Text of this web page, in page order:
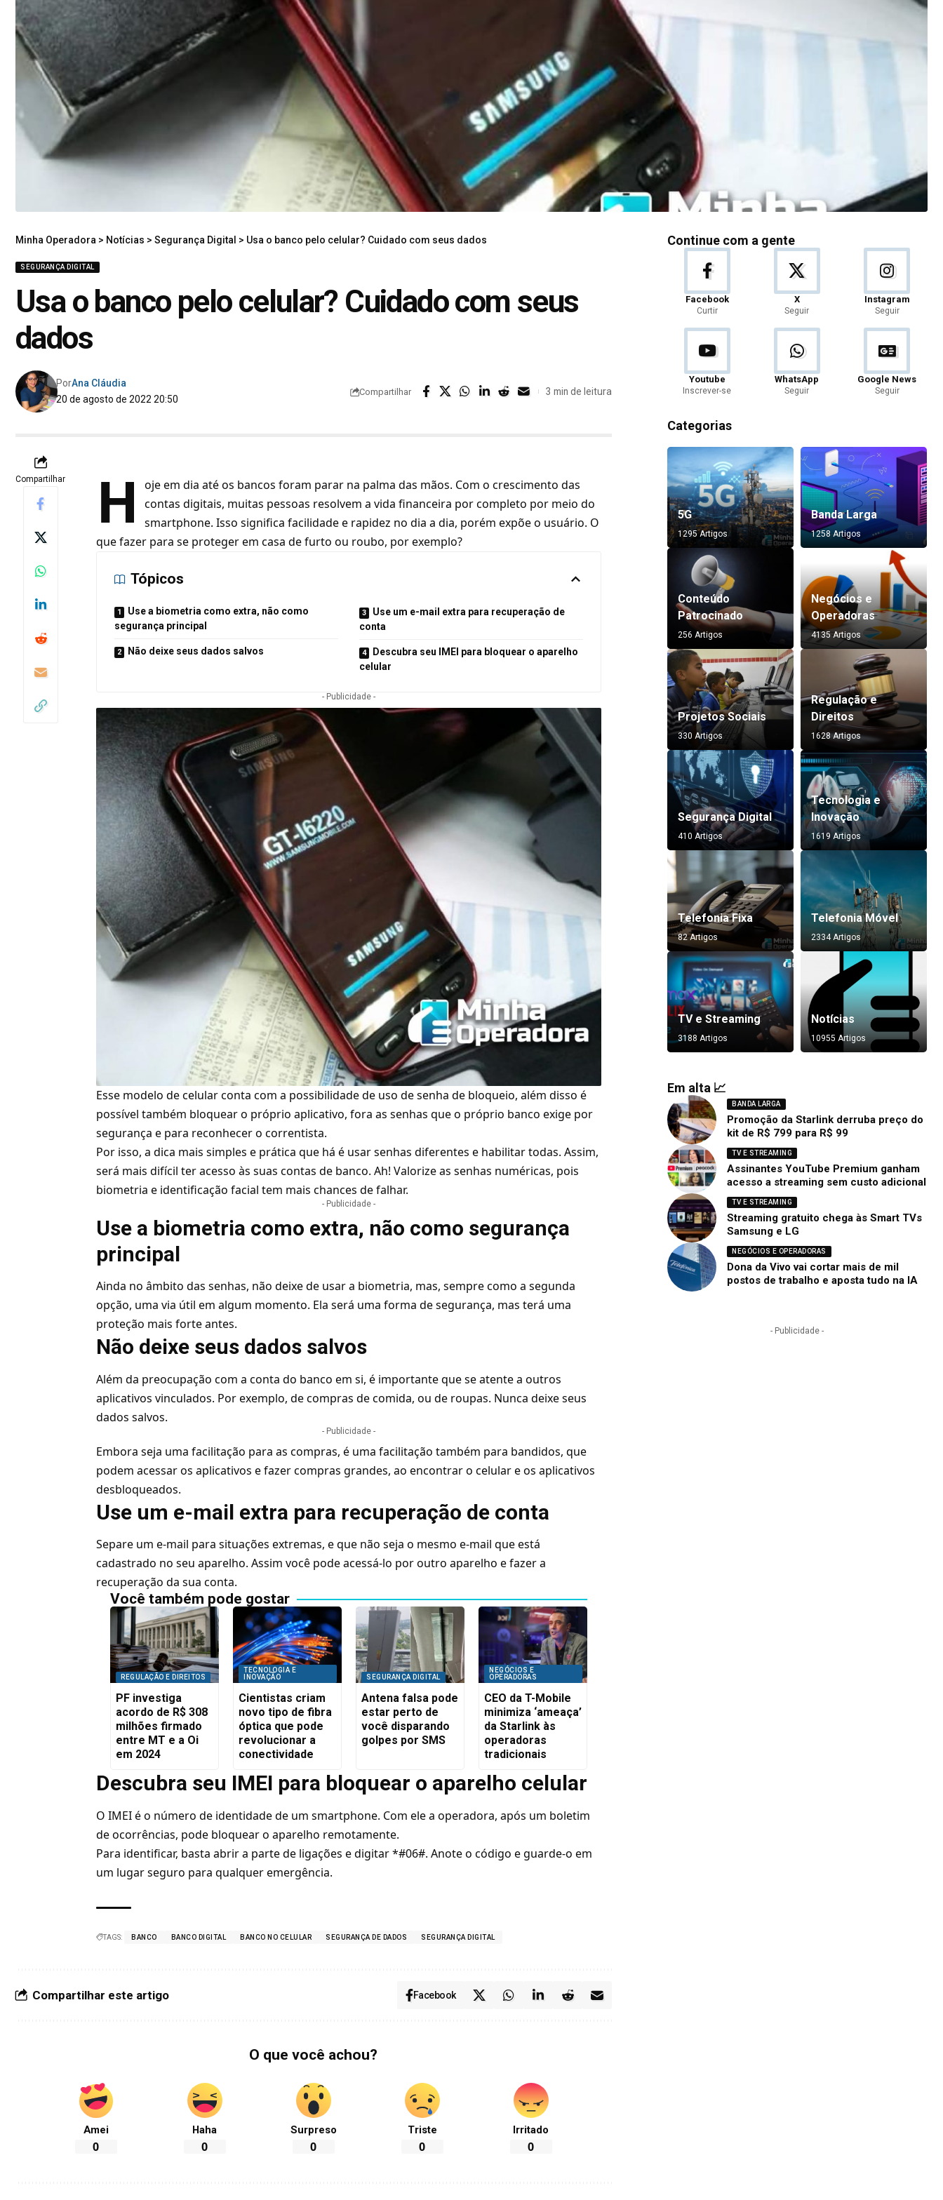
Minha Operadora > Notícias > Segurança Digital > Usa o banco pelo celular? Cuidado com seus dados
SEGURANÇA DIGITAL
Usa o banco pelo celular? Cuidado com seus
dados
20 de agosto de 2022 20:50
PorAna Cláudia
Compartilhar 3 min de leitura
Compartilhar H
oje em dia até os bancos foram parar na palma das mãos. Com o crescimento das
contas digitais, muitas pessoas resolvem a vida financeira por completo por meio do
smartphone. Isso significa facilidade e rapidez no dia a dia, porém expõe o usuário. O
que fazer para se proteger em casa de furto ou roubo, por exemplo?
Tópicos
Use a biometria como extra, não como
segurança principal
Não deixe seus dados salvos
Use um e-mail extra para recuperação de
conta
Descubra seu IMEI para bloquear o aparelho
celular
- Publicidade -
Esse modelo de celular conta com a possibilidade de uso desenha de bloqueio, além disso é
possível também bloquear o próprio aplicativo, fora as senhas que o próprio banco exige por
segurança e para reconhecer o correntista.
Por isso, a dica mais simples e prática que há é usar senhas diferentes e habilitar todas. Assim,
será mais difícil ter acesso às suas contas de banco. Ah! Valorize as senhas numéricas, pois
biometria e identificação facial tem mais chances de falhar.
- Publicidade -
Use a biometria como extra, não como segurança
principal
Ainda no âmbito das senhas, não deixe de usar a biometria, mas, sempre como a segunda
opção, uma via útil em algum momento. Ela será uma forma desegurança, mas terá uma
proteção mais forte antes.
Não deixe seus dados salvos
Além da preocupação com a conta do banco em si, é importante que se atente a outros
aplicativos vinculados. Por exemplo, de compras de comida, ou de roupas. Nunca deixe seus
dados salvos.
- Publicidade -
Embora seja uma facilitação para as compras, é uma facilitação também para bandidos, que
podem acessar os aplicativos e fazer compras grandes, ao encontrar o celular e os aplicativos
desbloqueados.
Use um e-mail extra para recuperação de conta
Separe um e-mail para situações extremas, e que não seja o mesmo e-mail que está
cadastrado no seu aparelho. Assim você pode acessá-lo por outro aparelho e fazer a
recuperação da sua conta.
Você também pode gostar
REGULAÇÃO E DIREITOS
PF investiga
acordo de R$ 308
milhões firmado
entre MT e a Oi
em 2024
TECNOLOGIA E
INOVAÇÃO
Cientistas criam
novo tipo de fibra
óptica que pode
revolucionar a
conectividade
SEGURANÇA DIGITAL
Antena falsa pode
estar perto de
você disparando
golpes por SMS
NEGÓCIOS E
OPERADORAS
CEO da T-Mobile
minimiza ‘ameaça’
da Starlink às
operadoras
tradicionais
Descubra seu IMEI para bloquear o aparelho celular
O IMEI é o número de identidade de um smartphone. Com ele a operadora, após um boletim
de ocorrências, pode bloquear o aparelho remotamente.
Para identificar, basta abrir a parte de ligações e digitar *#06#. Anote o código e guarde-o em
um lugar seguro para qualquer emergência.
TAGS: BANCO BANCO DIGITAL BANCO NO CELULAR SEGURANÇA DE DADOS SEGURANÇA DIGITAL
Compartilhar este artigo Facebook
O que você achou?
Amei
0
Haha
0
Surpreso
0
Triste
0
Irritado
0
Continue com a gente
Facebook
Curtir
X
Seguir
Instagram
Seguir
Youtube
Inscrever-se
WhatsApp
Seguir
Google News
Seguir
Categorias
5G
1295 Artigos
Banda Larga
1258 Artigos
Conteúdo
Patrocinado
256 Artigos
Negócios e
Operadoras
4135 Artigos
Projetos Sociais
330 Artigos
Regulação e
Direitos
1628 Artigos
Segurança Digital
410 Artigos
Tecnologia e
Inovação
1619 Artigos
Telefonia Fixa
82 Artigos
Telefonia Móvel
2334 Artigos
TV e Streaming
3188 Artigos
Notícias
10955 Artigos
Em alta 📈
BANDA LARGA
Promoção da Starlink derruba preço do
kit de R$ 799 para R$ 99
TV E STREAMING
Assinantes YouTube Premium ganham
acesso a streaming sem custo adicional
TV E STREAMING
Streaming gratuito chega às Smart TVs
Samsung e LG
NEGÓCIOS E OPERADORAS
Dona da Vivo vai cortar mais de mil
postos de trabalho e aposta tudo na IA
- Publicidade -